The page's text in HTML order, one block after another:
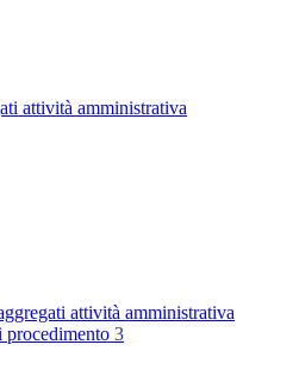
attività amministrativa
attività amministrativa
3